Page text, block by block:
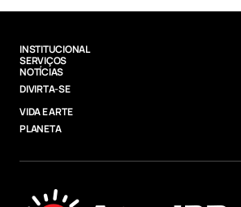
INSTITUCIONAL
SERVIÇOS
NOTÍCIAS
DIVIRTA-SE
VIDA E ARTE
PLANETA